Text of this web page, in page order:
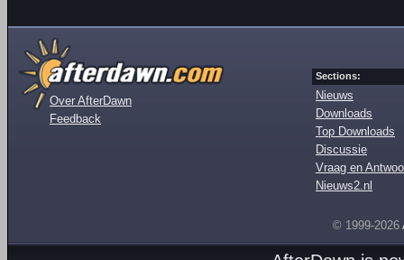
Over AfterDawn
Feedback
Sections:
Nieuws
Downloads
Top Downloads
Discussie
Vraag en
Nieuws2.nl
© 1999-2026